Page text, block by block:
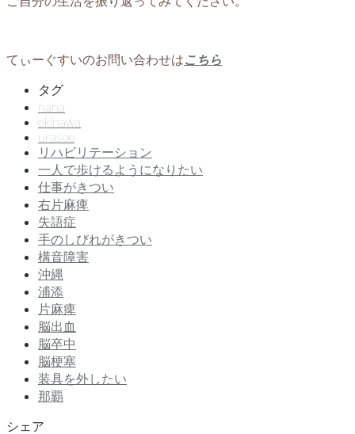
てぃーぐすいのお問い合わせはこちら
タグ
naha
okinawa
urasoe
リハビリテーション
一人で歩けるようになりたい
仕事がきつい
右片麻痺
失語症
手のしびれがきつい
構音障害
沖縄
浦添
片麻痺
脳出血
脳卒中
脳梗塞
装具を外したい
那覇
シェア